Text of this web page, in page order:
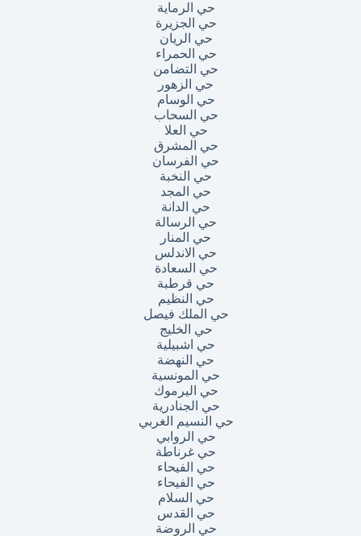
حي الرماية
حي الجزيرة
حي الريان
حي الحمراء
حي التضامن
حي الزهور
حي الوسام
حي السحاب
حي العلا
حي المشرق
حي الفرسان
حي النخبة
حي المجد
حي الدانة
حي الرسالة
حي المنار
حي الاندلس
حي السعادة
حي قرطبة
حي النظيم
حي الملك فيصل
حي الخليج
حي اشبيلية
حي النهضة
حي المونسية
حي اليرموك
حي الجنادرية
حي النسيم الغربي
حي الروابي
حي غرناطة
حي الفيحاء
حي الفيحاء
حي السلام
حي القدس
حي الروضة